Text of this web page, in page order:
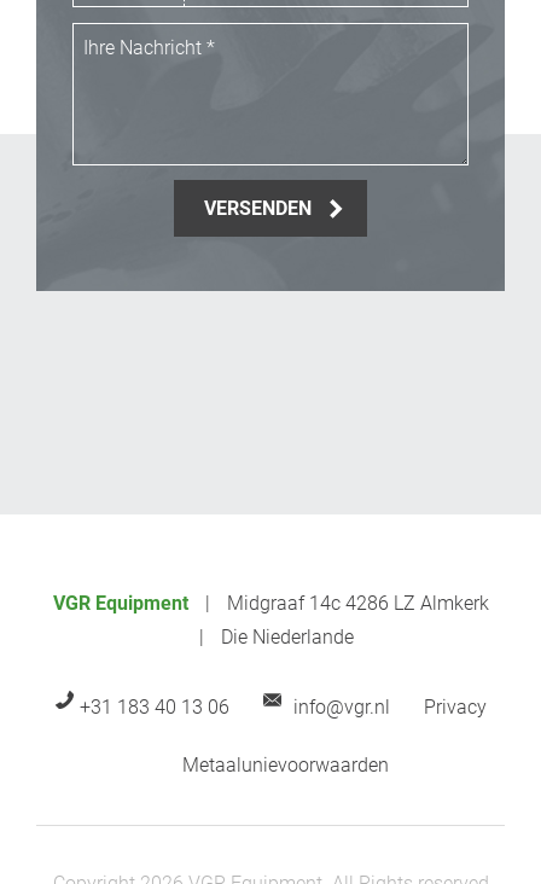
VERSENDEN
VGR Equipment
Midgraaf 14c 4286 LZ Almkerk
Die Niederlande
+31 183 40 13 06 info@vgr.nl Privacy
Metaalunievoorwaarden